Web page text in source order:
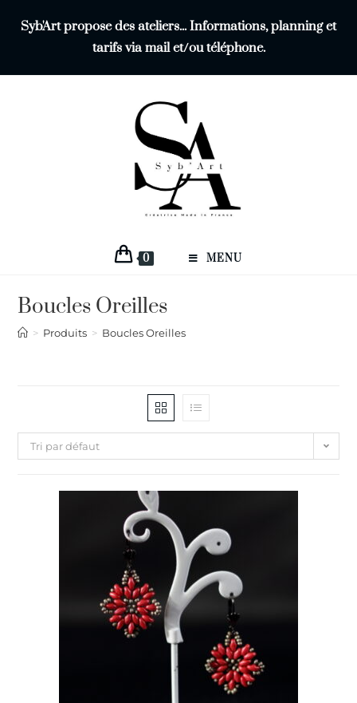
Syb'Art propose des ateliers... Informations, planning et
tarifs via mail et/ou téléphone.
0 MENU
Boucles Oreilles
> Produits > Boucles Oreilles
Tri par défaut